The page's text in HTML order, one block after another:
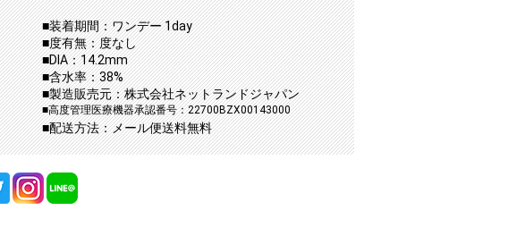
■装着期間：ワンデー 1day
■度有無：度なし
■DIA：14.2mm
■含水率：38%
■製造販売元：株式会社ネットランドジャパン
■高度管理医療機器承認番号：22700BZX00143000
■配送方法：メール便送料無料